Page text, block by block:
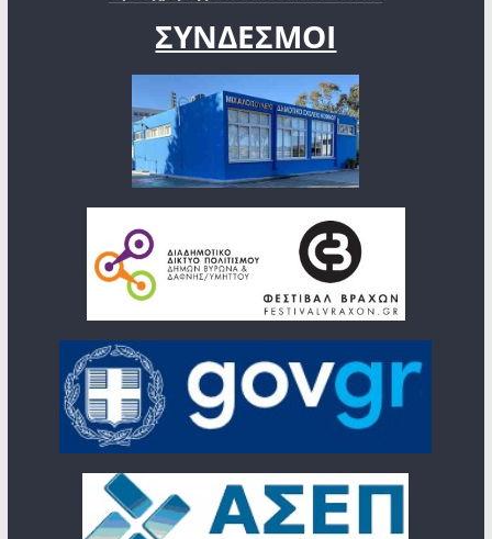
ΣΥΝΔΕΣΜΟΙ